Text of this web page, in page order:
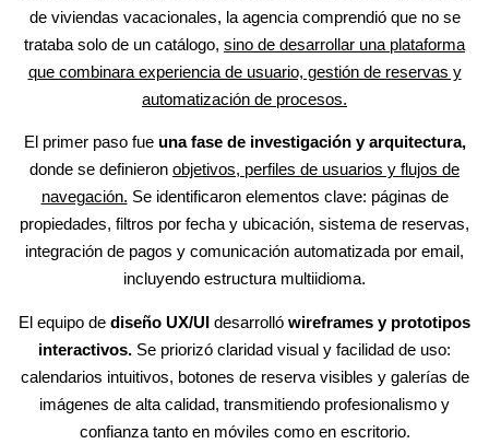
de viviendas vacacionales, la agencia comprendió que no se
trataba solo de un catálogo, sino de desarrollar una plataforma
que combinara experiencia de usuario, gestión de reservas y
automatización de procesos.
El primer paso fue una fase de investigación y arquitectura,
donde se definieron objetivos, perfiles de usuarios y flujos de
navegación. Se identificaron elementos clave: páginas de
propiedades, filtros por fecha y ubicación, sistema de reservas,
integración de pagos y comunicación automatizada por email,
incluyendo estructura multiidioma.
El equipo de diseño UX/UI desarrolló wireframes y prototipos
interactivos. Se priorizó claridad visual y facilidad de uso:
calendarios intuitivos, botones de reserva visibles y galerías de
imágenes de alta calidad, transmitiendo profesionalismo y
confianza tanto en móviles como en escritorio.